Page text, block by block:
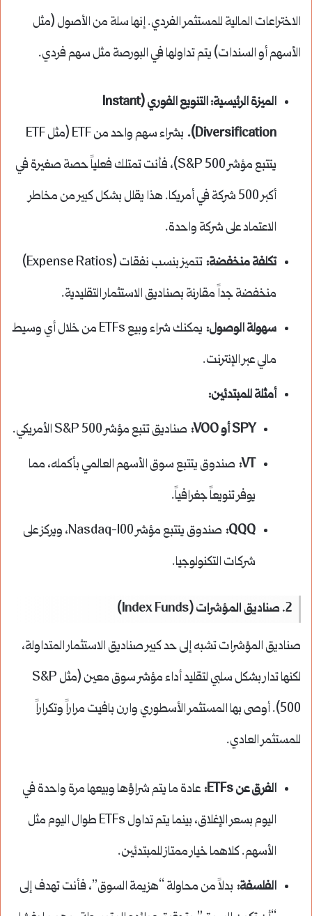
الاختراعات المالية للمستثمر الفردي. إنها سلة من الأصول (مثل
الأسهم أو السندات) يتم تداولها في البورصة مثل سهم فردي.
الميزة الرئيسية: التنويع الفوري (Instant
Diversification).
بشراء سهم واحد من ETF (مثل ETF
يتتبع مؤشر S&P 500)، فأنت تمتلك فعلياً حصة صغيرة في
أكبر 500 شركة في أمريكا. هذا يقلل بشكل كبير من مخاطر
الاعتماد على شركة واحدة.
تكلفة منخفضة:
تتميز بنسب نفقات (Expense Ratios)
منخفضة جداً مقارنة بصناديق الاستثمار التقليدية.
سهولة الوصول:
يمكنك شراء وبيع ETFs من خلال أي وسيط
مالي عبر الإنترنت.
أمثلة للمبتدئين:
SPY أو VOO:
صناديق تتبع مؤشر S&P 500 الأمريكي.
VT: صندوق يتتبع سوق الأسهم العالمي بأكمله، مما
يوفر تنويعاً جغرافياً.
QQQ:
صندوق يتتبع مؤشر Nasdaq-100، ويركز على
شركات التكنولوجيا.
2. صناديق المؤشرات (Index Funds)
صناديق المؤشرات تشبه إلى حد كبير صناديق الاستثمار المتداولة،
لكنها تدار بشكل سلبي لتقليد أداء مؤشر سوق معين (مثل S&P
500). أوصى بها المستثمر الأسطوري وارن بافيت مراراً وتكراراً
للمستثمر العادي.
الفرق عن ETFs:
عادة ما يتم شراؤها وبيعها مرة واحدة في
اليوم بسعر الإغلاق، بينما يتم تداول ETFs طوال اليوم مثل
الأسهم. كلاهما خيار ممتاز للمبتدئين.
الفلسفة: بدلاً من محاولة “هزيمة السوق”، فأنت تهدف إلى